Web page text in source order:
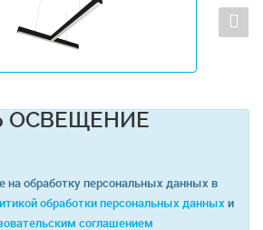
ОСВЕЩЕНИЕ
на обработку персональных данных в
обработки персональных данных и
соглашением